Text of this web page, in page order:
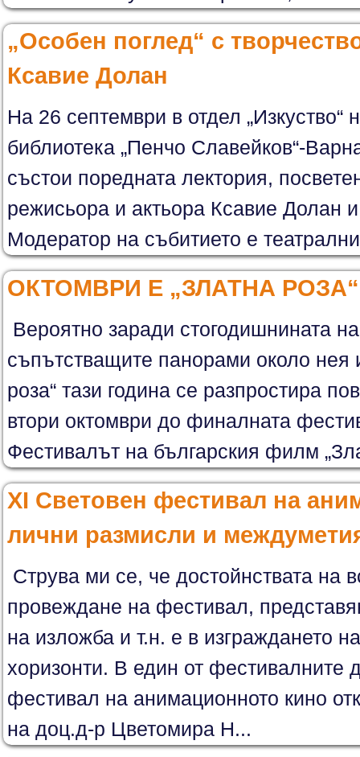
„Особен поглед“ с
Ксавие Долан
На 26 септември в отдел „Изкуство“
библиотека „Пенчо Славейков“-
състои поредната лектория,
режисьора и актьора Ксавие Долан
Модератор на събитието e
ОКТОМВРИ Е „ЗЛАТНА
Вероятно заради стогодишнината
съпътстващите панорами около нея
роза“ тази година се разпростира
втори октомври до финалната
Фестивалът на българския филм
XI Световен фестивал на
лични размисли и
Струва ми се, че достойнствата на
провеждане на фестивал,
на изложба и т.н. е в изграждането
хоризонти. В един от фестивалните
фестивал на анимационното кино
на доц.д-р Цветомира Н...